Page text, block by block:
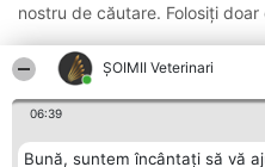
ȘOIMII Veterinari
06:39
Bună, suntem încântați să vă
nostru de căutare. Folosiți